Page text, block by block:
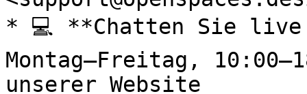
* 💻 **Chatten Sie
Montag–Freitag,
unserer Website